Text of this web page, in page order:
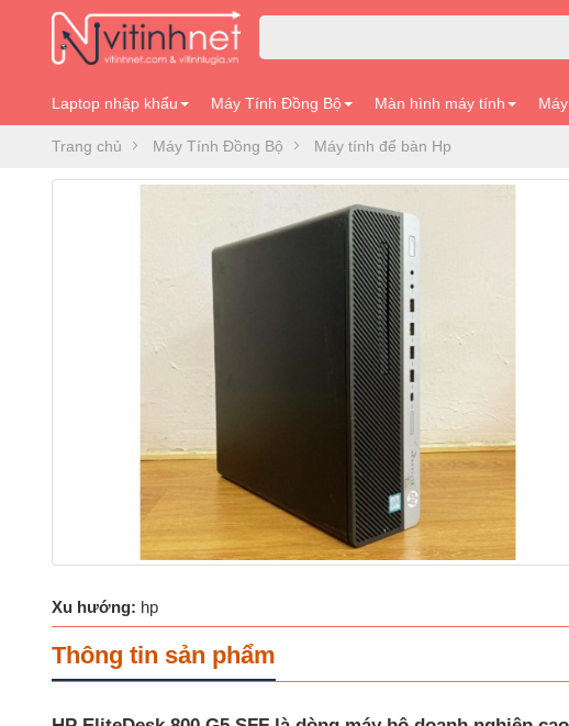
Laptop nhập khẩu Máy Tính Đồng Bộ Màn hình máy tính
Trang chủ Máy Tính Đồng Bộ Máy tính để bàn Hp
Xu hướng: hp
Thông tin sản phẩm